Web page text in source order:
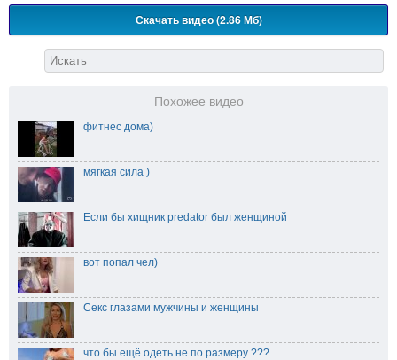
Скачать видео (2.86 Мб)
Похожее видео
фитнес дома)
мягкая сила )
Если бы хищник predator был женщиной
вот попал чел)
Секс глазами мужчины и женщины
что бы ещё одеть не по размеру ???